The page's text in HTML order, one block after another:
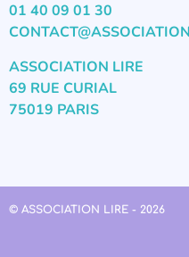
01 40 09 01 30
ASSOCIATION LIRE
69 RUE CURIAL
75019 PARIS
© ASSOCIATION LIRE - 2026